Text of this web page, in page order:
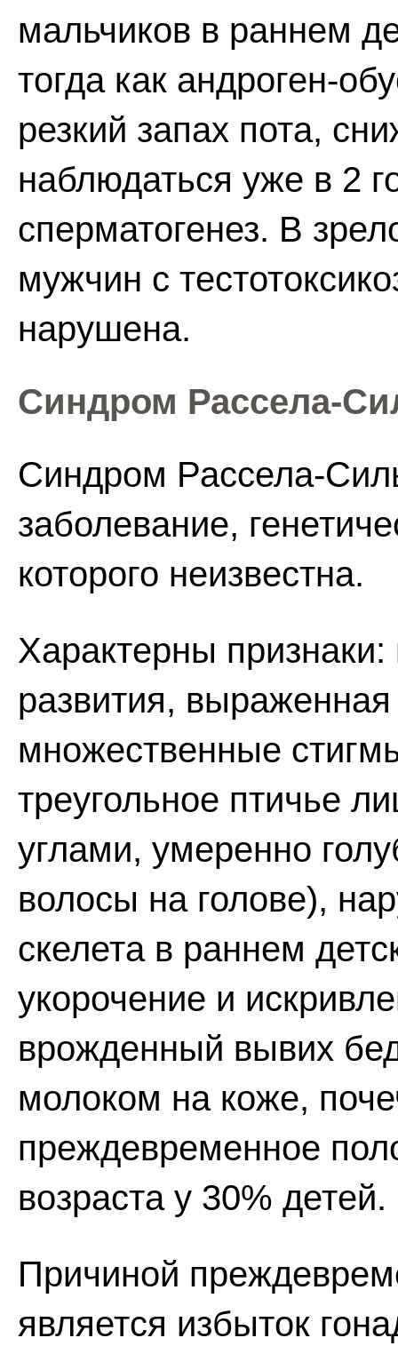
мальчиков в раннем
тогда как андроген-
резкий запах пота,
наблюдаться уже в 2
сперматогенез. В
мужчин с
нарушена.
Синдром Рассела-
Синдром Рассела-
заболевание,
которого неизвестна.
Характерны
развития, выраженная
множественные
треугольное птичье
углами, умеренно
волосы на голове),
скелета в раннем
укорочение и
врожденный вывих
молоком на коже,
преждевременное
возраста у 30% детей.
Причиной
является избыток